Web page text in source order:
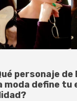
personaje de
moda define tu